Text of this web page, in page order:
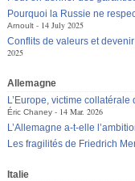
Pourquoi la Russie ne
Arnoult
14 July 2025
Conflits de valeurs et
2025
Allemagne
L’Europe, victime
Éric Chaney
14 Mar. 2026
L’Allemagne a-t-elle
Les fragilités de Friedrich
Italie